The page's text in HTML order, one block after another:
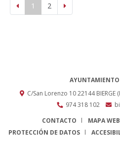
1 2
AYUNTAMIENTO
C/San Lorenzo 1022144 BIERGE
974 318 102
CONTACTO
MAPA WEB
PROTECCIÓN DE DATOS